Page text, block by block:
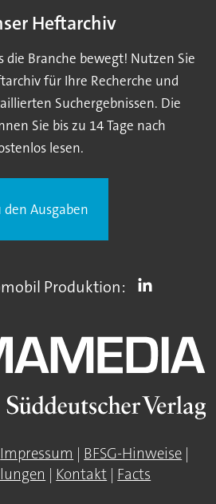
Heftarchiv
die Branche bewegt! Nutzen Sie
für Ihre Recherche und
Suchergebnissen. Die
Sie bis zu 14 Tage nach
lesen.
den Ausgaben
Produktion:
Impressum | BFSG-Hinweise |
| Kontakt | Facts